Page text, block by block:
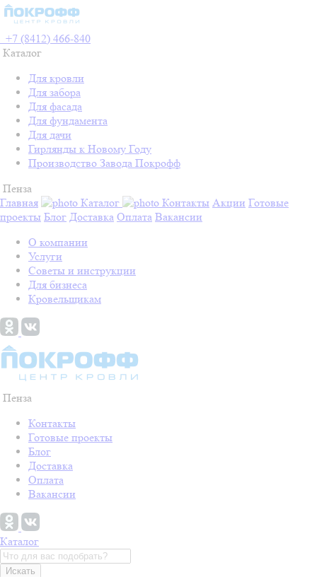
+7 (8412) 466-840
Каталог
Для кровли
Для забора
Для фасада
Для фундамента
Для дачи
Гирлянды к Новому Году
Производство Завода Покрофф
Пенза
Главная
Каталог Контакты Акции Готовые
проекты Блог Доставка Оплата Вакансии
О компании
Услуги
Советы и инструкции
Для бизнеса
Кровельщикам
Пенза
Контакты
Готовые проекты
Блог
Доставка
Оплата
Вакансии
Каталог
Искать